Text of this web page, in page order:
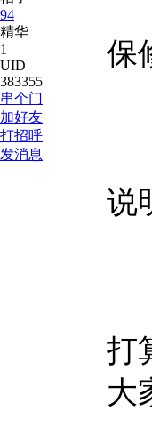
94
精华
1
UID
383355
串个门
加好友
打招呼
发消息
保
说
打
大